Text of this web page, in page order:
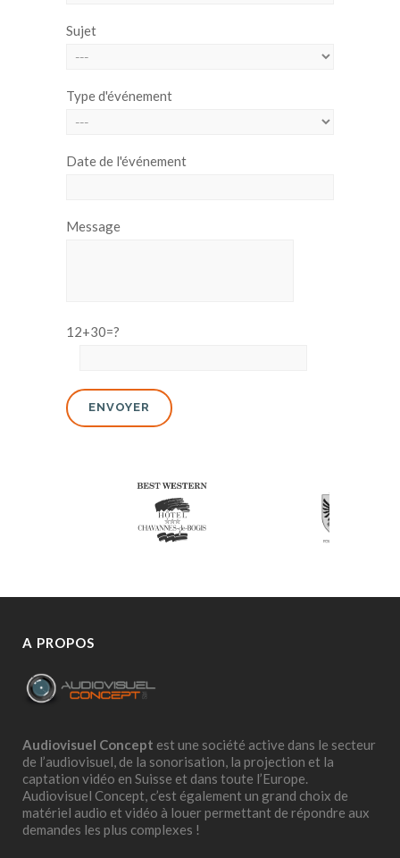
Sujet
Type d'événement
Date de l'événement
Message
12+30=?
A PROPOS
Audiovisuel Concept est une société active dans le secteur
de l’audiovisuel, de la sonorisation, la projection et la
captation vidéo en Suisse et dans toute l’Europe.
Audiovisuel Concept, c’est également un grand choix de
matériel audio et vidéo à louer permettant de répondre aux
demandes les plus complexes !